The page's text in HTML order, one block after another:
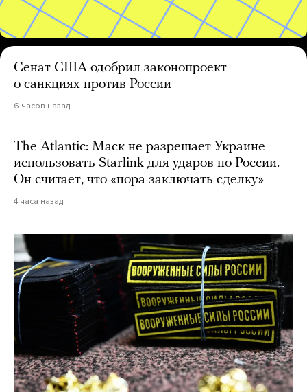
Сенат США одобрил законопроект
о санкциях против России
6 часов назад
The Atlantic: Маск не разрешает Украине
использовать Starlink для ударов по России.
Он считает, что «пора заключать сделку»
4 часа назад